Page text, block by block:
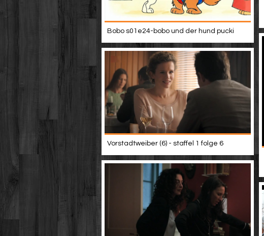
Bobo s01e24-bobo und der hund pucki
Vorstadtweiber (6) - staffel 1 folge 6